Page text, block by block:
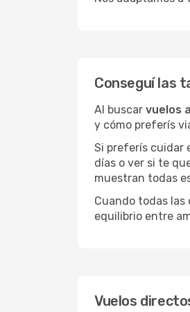
Conseguí las
Al buscar vuelos
y cómo preferís
Si preferís cuidar
días o ver si te
muestran todas
Cuando todas las
equilibrio entre
Vuelos